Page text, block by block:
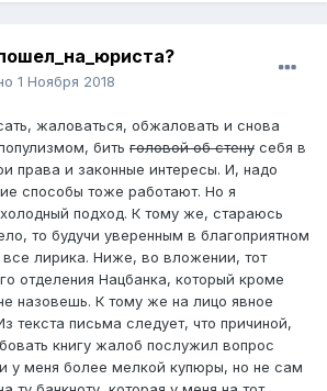
1 Ноября 2018
жаловаться, обжаловать и снова
бить головой об стену себя в
права и законные интересы. И, надо
способы тоже работают. Но я
подход. К тому же, стараюсь
то будучи уверенным в благоприятном
лирика. Ниже, во вложении, тот
отделения Нацбанка, который кроме
назовешь. К тому же на лицо явное
текста письма следует, что причиной,
книгу жалоб послужил вопрос
у меня более мелкой купюры, но не сам